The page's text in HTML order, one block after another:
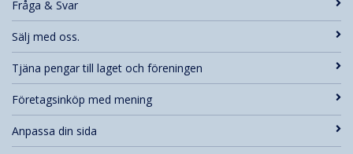
Fråga & Svar
Sälj med oss.
Tjäna pengar till laget och föreningen
Företagsinköp med mening
Anpassa din sida